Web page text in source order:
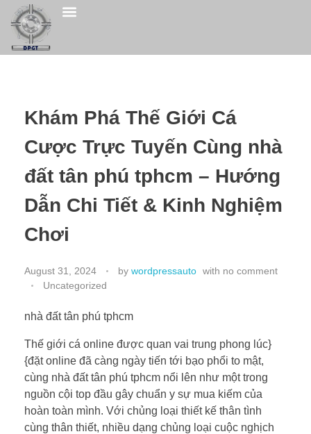
Khám Phá Thế Giới Cá
Cược Trực Tuyến Cùng nhà
đất tân phú tphcm – Hướng
Dẫn Chi Tiết & Kinh Nghiệm
Chơi
August 31, 2024 by wordpressauto with no comment
Uncategorized
nhà đất tân phú tphcm
Thế giới cá online được quan vai trung phong lúc}
{đặt online đã càng ngày tiến tới bạo phổi to mật,
cùng nhà đất tân phú tphcm nổi lên như một trong
nguồn cội top đầu gây chuẩn y sự mua kiếm của
hoàn toàn mình. Với chủng loại thiết kế thân tình
cùng thân thiết, nhiều dạng chủng loại cuộc nghịch